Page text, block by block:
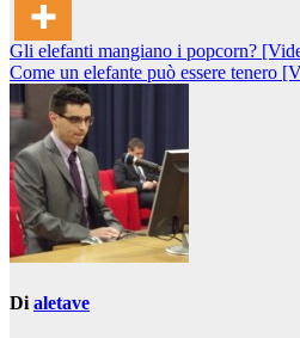
Navigazione
articoli
Gli elefanti mangiano i popcorn?
Come un elefante può essere tenero
Dialetave